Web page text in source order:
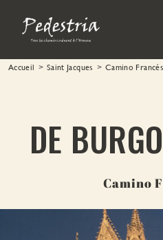
Accueil Saint Jacques Camino Francés
DE
Camino